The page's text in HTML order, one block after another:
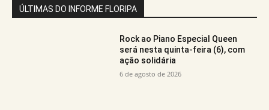
ÚLTIMAS DO INFORME FLORIPA
Rock ao Piano Especial Queen
será nesta quinta-feira (6), com
ação solidária
6 de agosto de 2026